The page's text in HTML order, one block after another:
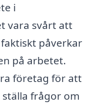
i
vara svårt att
påverkar
på arbetet.
företag för att
frågor om